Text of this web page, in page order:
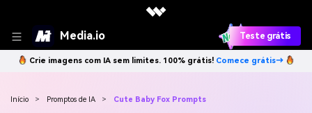
Media.io Teste grátis
Crie imagens com IA sem limites. 100% grátis! Comece grátis→
Início > Promptos de IA > Cute Baby Fox Prompts